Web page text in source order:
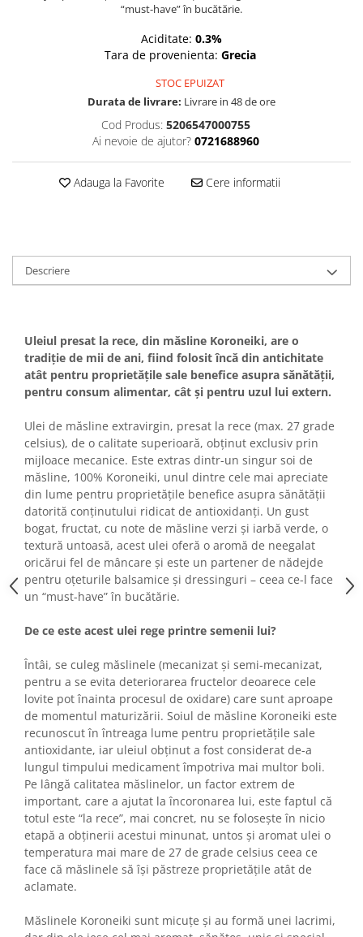
“must-have” în bucătărie.
Aciditate: 0.3%
Tara de provenienta: Grecia
STOC EPUIZAT
Durata de livrare: Livrare in 48 de ore
Cod Produs: 5206547000755
Ai nevoie de ajutor? 0721688960
Adauga la Favorite Cere informatii
Descriere
Uleiul presat la rece, din măsline Koroneiki, are o
tradiție de mii de ani, fiind folosit încă din antichitate
atât pentru proprietățile sale benefice asupra sănătății,
pentru consum alimentar, cât și pentru uzul lui extern.
Ulei de măsline extravirgin, presat la rece (max. 27 grade
celsius), de o calitate superioară, obținut exclusiv prin
mijloace mecanice. Este extras dintr-un singur soi de
măsline, 100% Koroneiki, unul dintre cele mai apreciate
din lume pentru proprietățile benefice asupra sănătății
datorită conținutului ridicat de antioxidanți. Un gust
bogat, fructat, cu note de măsline verzi și iarbă verde, o
textură untoasă, acest ulei oferă o aromă de neegalat
oricărui fel de mâncare și este un partener de nădejde
pentru oțeturile balsamice și dressinguri – ceea ce-l face
un “must-have” în bucătărie.
De ce este acest ulei rege printre semenii lui?
Întâi, se culeg măslinele (mecanizat și semi-mecanizat,
pentru a se evita deteriorarea fructelor deoarece cele
lovite pot înainta procesul de oxidare) care sunt aproape
de momentul maturizării. Soiul de măsline Koroneiki este
recunoscut în întreaga lume pentru proprietățile sale
antioxidante, iar uleiul obținut a fost considerat de-a
lungul timpului medicament împotriva mai multor boli.
Pe lângă calitatea măslinelor, un factor extrem de
important, care a ajutat la încoronarea lui, este faptul că
totul este “la rece”, mai concret, nu se folosește în nicio
etapă a obținerii acestui minunat, untos și aromat ulei o
temperatura mai mare de 27 de grade celsius ceea ce
face că măslinele să își păstreze proprietățile atât de
aclamate.
Măslinele Koroneiki sunt micuțe și au formă unei lacrimi,